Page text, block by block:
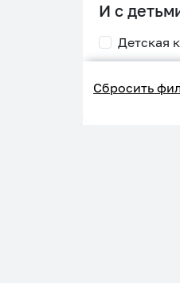
И с
Детская
Сбросить